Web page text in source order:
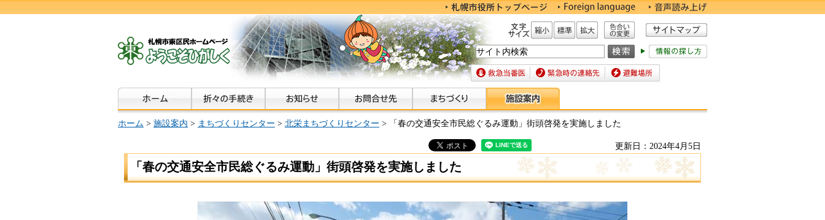
文字サイズ 縮小 標準 拡大
色合いの変更
救急当番医 緊急時の連絡先 避難場所
ホーム > 施設案内 > まちづくりセンター > 北栄まちづくりセンター > 「春の交通安全市民総ぐるみ運動」街頭啓発を実施しました
更新日：2024年4月5日
「春の交通安全市民総ぐるみ運動」街頭啓発を実施しました